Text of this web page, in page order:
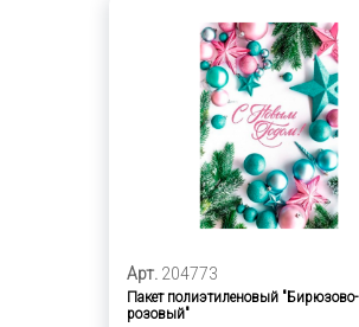
Арт. 204773
Пакет полиэтиленовый "Бирюзово-
розовый"